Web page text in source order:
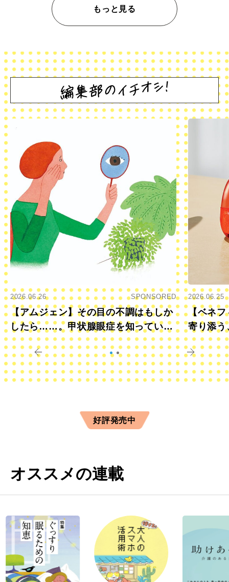
もっと見る
2026.06.26 SPONSORED
【アムジェン】その目の不調はもしか
したら……。甲状腺眼症を知っていま
すか？
2026.06.25
【ベネフ
寄り添う
きに
好評発売中
オススメの連載